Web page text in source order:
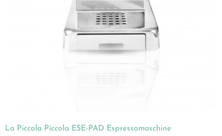
La Piccola Piccola ESE-PAD Espressomaschine